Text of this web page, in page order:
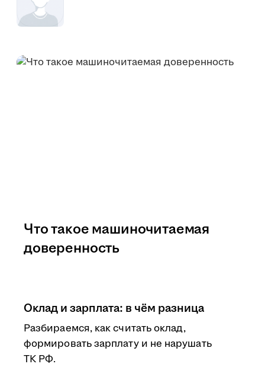
Оклад и зарплата: в чём разница
Разбираемся, как считать оклад,
формировать зарплату и не нарушать
ТК РФ.
Что такое машиночитаемая
доверенность